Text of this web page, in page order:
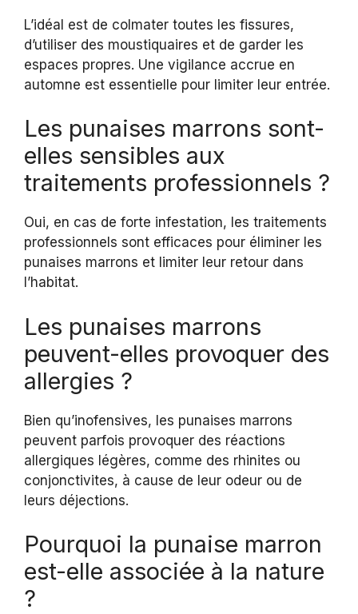
L’idéal est de colmater toutes les fissures,
d’utiliser des moustiquaires et de garder les
espaces propres. Une vigilance accrue en
automne est essentielle pour limiter leur entrée.
Les punaises marrons sont-
elles sensibles aux
traitements professionnels ?
Oui, en cas de forte infestation, les traitements
professionnels sont efficaces pour éliminer les
punaises marrons et limiter leur retour dans
l’habitat.
Les punaises marrons
peuvent-elles provoquer des
allergies ?
Bien qu’inofensives, les punaises marrons
peuvent parfois provoquer des réactions
allergiques légères, comme des rhinites ou
conjonctivites, à cause de leur odeur ou de
leurs déjections.
Pourquoi la punaise marron
est-elle associée à la nature
?